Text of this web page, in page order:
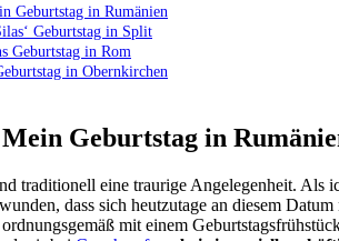
Geburtstag in Rumänien
Geburtstag in Split
Geburtstag in Rom
in Obernkirchen
Geburtstag in
traditionell eine traurige Angelegenheit. Als
dass sich heutzutage an diesem
mit einem